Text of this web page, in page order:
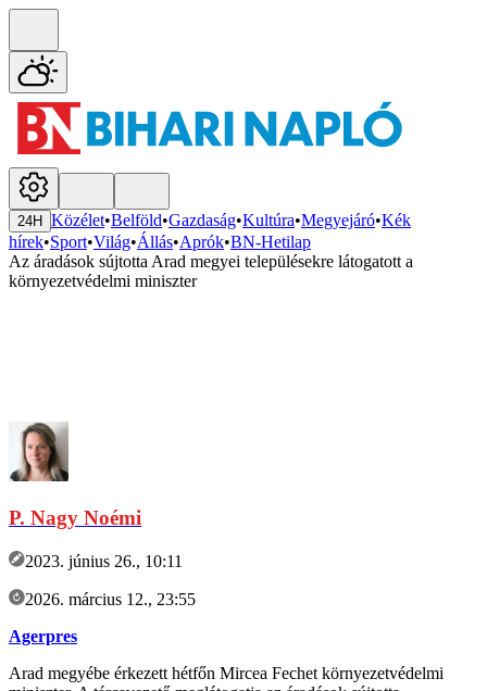
24H Közélet•Belföld•Gazdaság•Kultúra•Megyejáró•Kék
hírek•Sport•Világ•Állás•Aprók•BN-Hetilap
Az áradások sújtotta Arad megyei településekre látogatott a
környezetvédelmi miniszter
P. Nagy Noémi
2023. június 26., 10:11
2026. március 12., 23:55
Agerpres
Arad megyébe érkezett hétfőn Mircea Fechet környezetvédelmi